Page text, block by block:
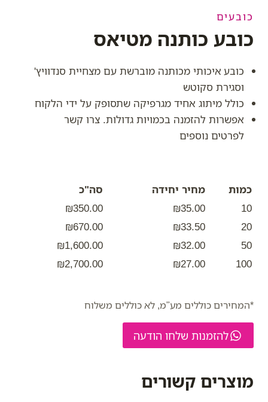
כובעים
כובע כותנה מטיאס
כובע איכותי מכותנה מוברשת עם מצחיית סנדוויץ'
וסגירת סקוטש
כולל מיתוג אחיד מגרפיקה שתסופק על ידי הלקוח
אפשרות להזמנה בכמויות גדולות. צרו קשר
לפרטים נוספים
כמות מחיר יחידה
סה"כ
10
₪35.00
₪350.00
20
₪33.50
₪670.00
50
₪32.00
₪1,600.00
100
₪27.00
₪2,700.00
*המחירים כוללים מע"מ, לא כוללים משלוח
להזמנות שלחו הודעה
מוצרים קשורים